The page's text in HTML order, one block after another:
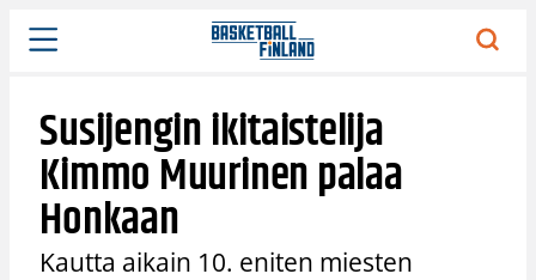
Siirry
sisältöön
Susijengin ikitaistelija
Kimmo Muurinen palaa
Honkaan
Kautta aikain 10. eniten miesten